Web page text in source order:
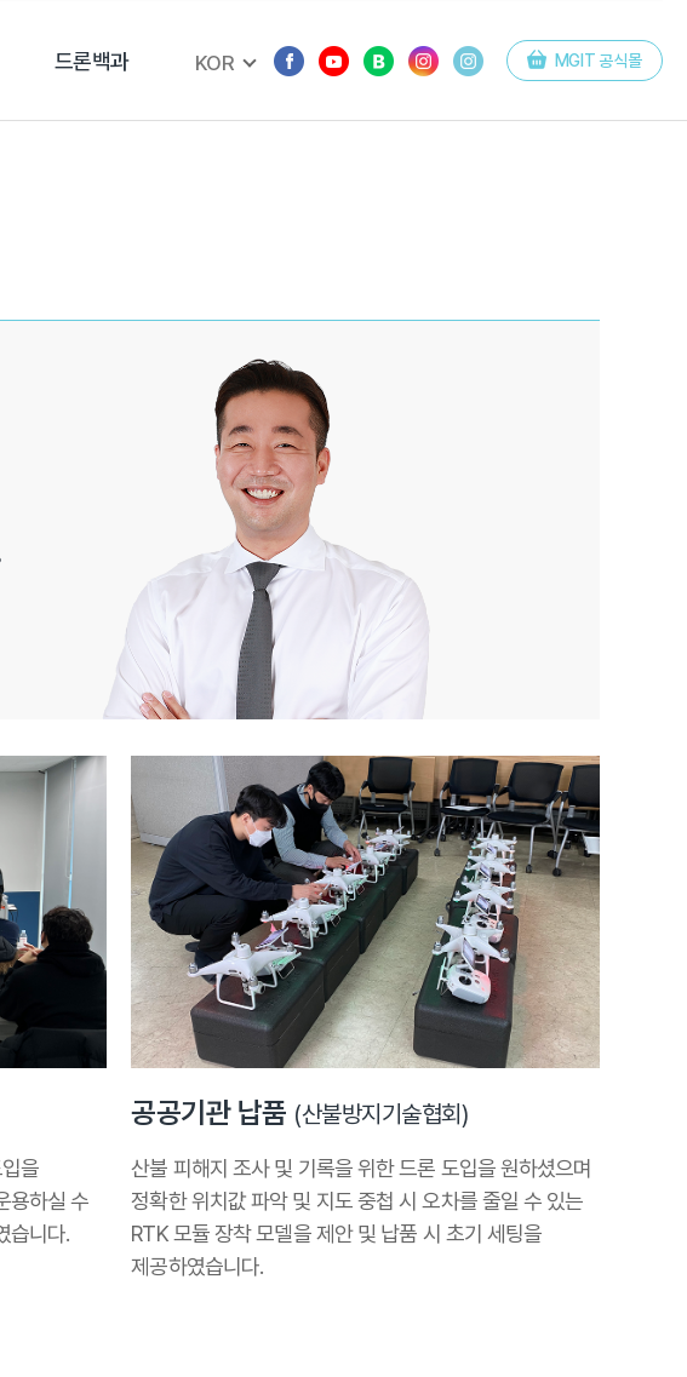
드론백과 KOR MGIT 공식몰
을
용하실 수
습니다.
공공기관 납품 (산불방지기술협회)
산불 피해지 조사 및 기록을 위한 드론 도입을 원하셨으며
정확한 위치값 파악 및 지도 중첩 시 오차를 줄일 수 있는
RTK 모듈 장착 모델을 제안 및 납품 시 초기 세팅을
제공하였습니다.